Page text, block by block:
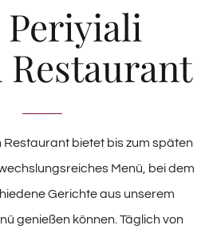
Periyiali
Restaurant
Restaurant bietet bis zum späten
Menü, bei dem
Gerichte aus unserem
genießen können. Täglich von